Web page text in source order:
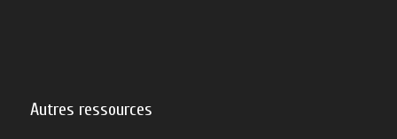
durée de 15 ans. Il ...
Autres ressources